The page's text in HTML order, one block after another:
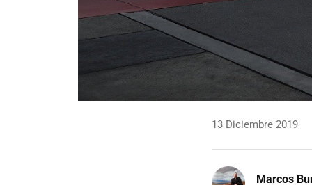
13 Diciembre 2019
Marcos